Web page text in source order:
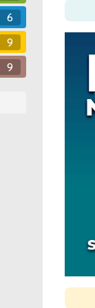
6
9
9